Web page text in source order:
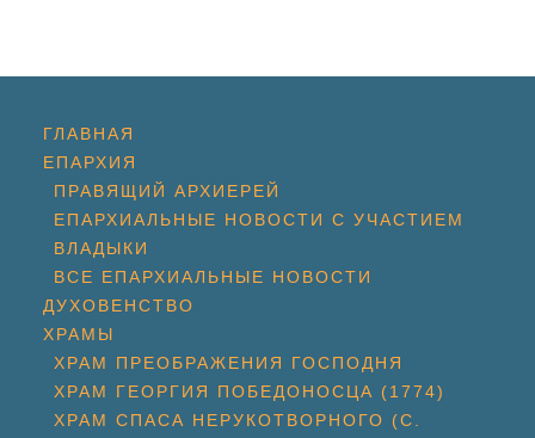
ГЛАВНАЯ
ЕПАРХИЯ
ПРАВЯЩИЙ АРХИЕРЕЙ
ЕПАРХИАЛЬНЫЕ НОВОСТИ С УЧАСТИЕМ
ВЛАДЫКИ
ВСЕ ЕПАРХИАЛЬНЫЕ НОВОСТИ
ДУХОВЕНСТВО
ХРАМЫ
ХРАМ ПРЕОБРАЖЕНИЯ ГОСПОДНЯ
ХРАМ ГЕОРГИЯ ПОБЕДОНОСЦА (1774)
ХРАМ СПАСА НЕРУКОТВОРНОГО (С.